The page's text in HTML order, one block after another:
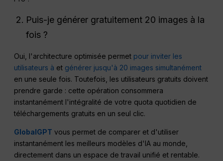
Puis-je générer gratuitement 20 images à la
fois ?
Oui, l'architecture optimisée permet pour inviter les
utilisateurs à et générer jusqu'à 20 images simultanément
en une seule fois. Toutefois, les utilisateurs gratuits doivent
prendre garde : cette opération consommera
instantanément l'intégralité de votre quota quotidien de
téléchargements gratuits en un seul clic.
GlobalGPT vous permet de comparer et d'utiliser
instantanément les meilleurs modèles d'IA au monde,
directement dans un espace de travail unifié et rentable.